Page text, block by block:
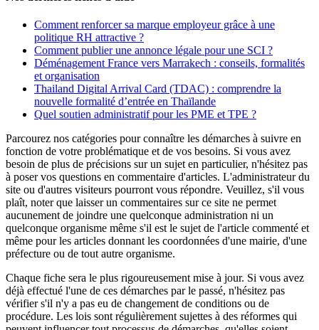
Comment renforcer sa marque employeur grâce à une
politique RH attractive ?
Comment publier une annonce légale pour une SCI ?
Déménagement France vers Marrakech : conseils, formalités
et organisation
Thailand Digital Arrival Card (TDAC) : comprendre la
nouvelle formalité d’entrée en Thaïlande
Quel soutien administratif pour les PME et TPE ?
Parcourez nos catégories pour connaître les démarches à suivre en
fonction de votre problématique et de vos besoins. Si vous avez
besoin de plus de précisions sur un sujet en particulier, n'hésitez pas
à poser vos questions en commentaire d'articles. L'administrateur du
site ou d'autres visiteurs pourront vous répondre. Veuillez, s'il vous
plaît, noter que laisser un commentaires sur ce site ne permet
aucunement de joindre une quelconque administration ni un
quelconque organisme même s'il est le sujet de l'article commenté et
même pour les articles donnant les coordonnées d'une mairie, d'une
préfecture ou de tout autre organisme.
Chaque fiche sera le plus rigoureusement mise à jour. Si vous avez
déjà effectué l'une de ces démarches par le passé, n'hésitez pas
vérifier s'il n'y a pas eu de changement de conditions ou de
procédure. Les lois sont régulièrement sujettes à des réformes qui